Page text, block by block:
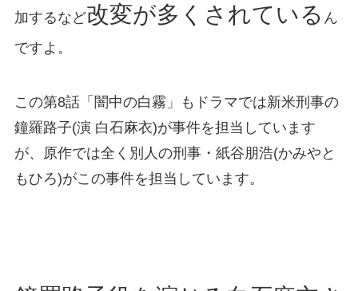
加するなど改変が多くされている ん
ですよ。
この第8話「闇中の白霧」もドラマでは新米刑事の
鐘羅路子(演 白石麻衣)が事件を担当しています
が、原作では全く別人の刑事・紙谷朋浩(かみやと
もひろ)がこの事件を担当しています。